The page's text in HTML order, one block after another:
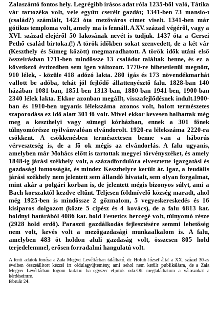
Zalaszántó fontos hely. Legrégibb írásos adat róla 1235-ből való, Tátika
vár tartozéka volt, vele együtt cserélt gazdát; 1341-ben 73 mansio-t
(család?) számlált, 1423 óta mezőváros címet viselt. 1341-ben már
gótikus temploma volt, amely ma is fennáll. A XV. század végéről, vagy a
XVI. század elejéről 50 lakosának nevét is tudjuk. 1437 óta a Gersei
Pethő család birtoka.(!) A török időkben sokat szenvedett, de a két vár
(Keszthely és Sümeg között) megmaradhatott. A török idők utáni első
összeírásban 1711-ben mindössze 13 családot találtak benne, és ez a
következő évtizedben sem igen változott. 1770-re hihetetlenül megnőtt,
910 lélek, - közüle 418 adózó lakta. 280 igás és 173 növendékmarhát
vallott be adóba, tehát jól fejlődő állattenyésztő falu. 1828-ban 140
házában 1081-ban, 1851-ben 1313-ban, 1880-ban 1941-ben, 1900-ban
2340 lélek lakta. Ekkor azonban megállt, visszafejlődésnek indult.1900-
ban és 1910-ben ugyanis lélekszáma azonos volt, holott természetes
szaporodása ez idő alatt 301 fő volt. Mivel ekkor kevesen halhattak még
meg a keszthelyi vagy sümegi kórházban, ennek a 301 főnek
túlnyomórésze nyilvánvalóan elvándorolt. 1920-ra lélekszáma 2220-ra
csökkent. A csökkenésben természetesen benne van a háborús
vérveszteség is, de a fő ok mégis az elvándorlás. A falu ugyanis,
amelyben már Mohács előtt is tartottak megyei törvényszéket, és amely
1848-ig járási székhely volt, a századfordulóra elvesztette igazgatási és
gazdasági fontosságát, és mindez Keszthelyre került át. Igaz, a feudális
járási székhely nem jelentett sem állandó hivatalt, sem olyan forgalmat,
mint akár a polgári korban is, de jelentett mégis bizonyos súlyt, ami a
Bach korszaktól kezdve eltűnt. Teljesen földmívelő község maradt, ahol
még 1925-ben is mindössze 2 gőzmalom, 5 vegyeskereskedés és 16
kisiparos dolgozott (közte 5 cipész és 4 kovács), de a falu 6813 kat.
holdnyi határából 4086 kat. hold Festetics hercegé volt, túlnyomó része
(2928 hold erdő). Paraszti gazdálkodás fejlesztésére semmi lehetőség
nem volt, kevés volt a mezőgazdasági munkaalkalom is. A falu,
amelyben 483 öt holdon aluli gazdaság volt, összesen 805 hold
terjedelemmel, erősen forradalmi hangulatú volt.
A fenti adatok forrása a Zala Megyei Levéltárban található, dr. Holub József által a XX. század 30-as
éveiben összeállított kézzel írt cédulagyűjtemény, ami sehol nem került publikálásra, de a Zala
Megyei Levéltárban fogom kutatni ha egyszer eljutok oda.Ott megtalálhatom a válaszokat a
kérdéseimre.
február 24.